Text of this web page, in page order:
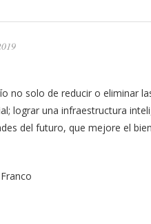
no solo de reducir o eliminar
lograr una infraestructura
del futuro, que mejore el